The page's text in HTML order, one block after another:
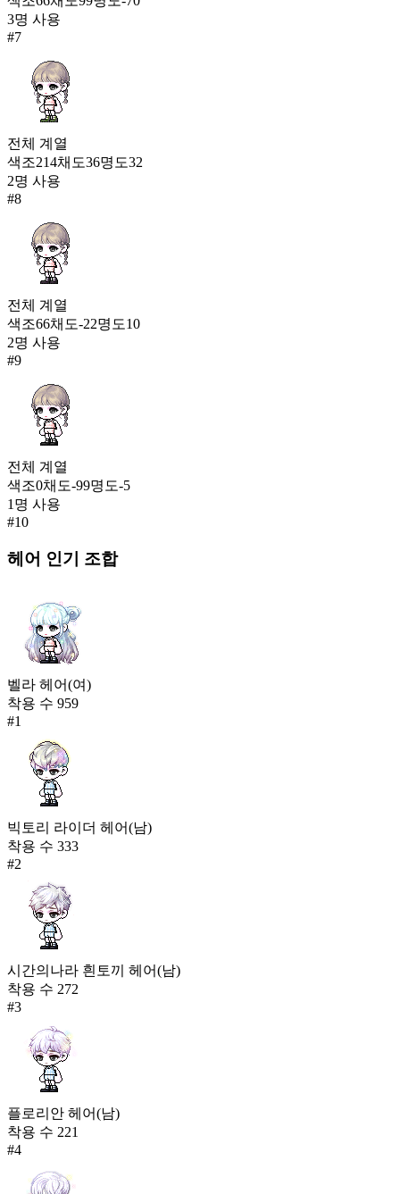
3명 사용
#7
전체 계열
색조214채도36명도32
2명 사용
#8
전체 계열
색조66채도-22명도10
2명 사용
#9
전체 계열
색조0채도-99명도-5
1 명 사용
#10
헤어 인기 조합
벨라 헤어(여)
착용 수 959
#1
빅토리 라이더 헤어(남)
착용 수 333
#2
시간의나라 흰토끼 헤어(남)
착용 수 272
#3
플로리안 헤어(남)
착용 수 221
#4